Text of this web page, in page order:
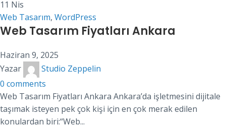
11 Nis
Web Tasarım, WordPress
Web Tasarım Fiyatları Ankara
Haziran 9, 2025
Yazar
Studio Zeppelin
0 comments
Web Tasarım Fiyatları Ankara Ankara’da işletmesini dijitale
taşımak isteyen pek çok kişi için en çok merak edilen
konulardan biri:“Web...